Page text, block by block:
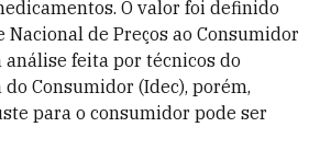
O valor foi definido
Nacional de Preços ao Consumidor
análise feita por técnicos do
Consumidor (Idec), porém,
para o consumidor pode ser